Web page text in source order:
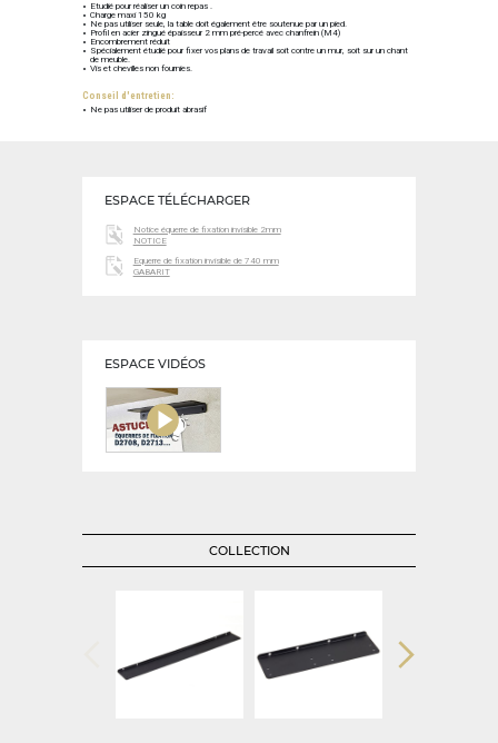
Etudié pour réaliser un coin repas .
Charge maxi 150 kg
Ne pas utiliser seule, la table doit également être soutenue par un pied.
Profil en acier zingué épaisseur 2 mm pré-percé avec chanfrein (M4)
Encombrement réduit
Spécialement étudié pour fixer vos plans de travail soit contre un mur, soit sur un chant
de meuble.
Vis et chevilles non fournies.
Conseil d'entretien:
Ne pas utiliser de produit abrasif
ESPACE TÉLÉCHARGER
Notice équerre de fixation invisible 2mm
NOTICE
Equerre de fixation invisible de 740 mm
GABARIT
ESPACE VIDÉOS
COLLECTION